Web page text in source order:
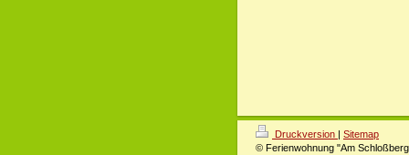
Druckversion | Sitemap
© Ferienwohnung "Am